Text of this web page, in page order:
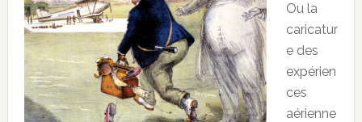
Ou la
caricatur
e des
expérien
ces
aérienne